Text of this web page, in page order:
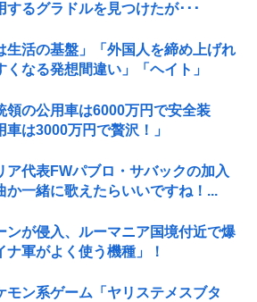
するグラドルを見つけたが･･･
生活の基盤」「外国人を締め上げれ
なる発想間違い」「ヘイト」
領の公用車は6000万円で安全装
は3000万円で贅沢！」
ア代表FWパブロ・サバックの加入
一緒に歌えたらいいですね！...
ンが侵入、ルーマニア国境付近で爆
軍がよく使う機種」！
モン系ゲーム「ヤリステメスブタ